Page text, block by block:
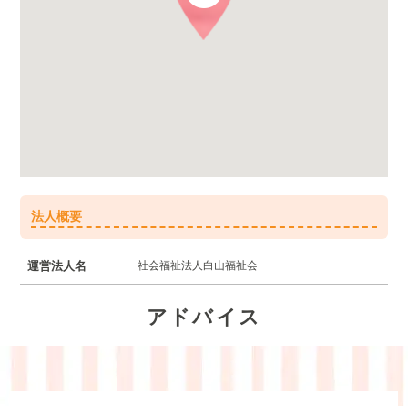
法人概要
運営法人名 社会福祉法人白山福祉会
アドバイス